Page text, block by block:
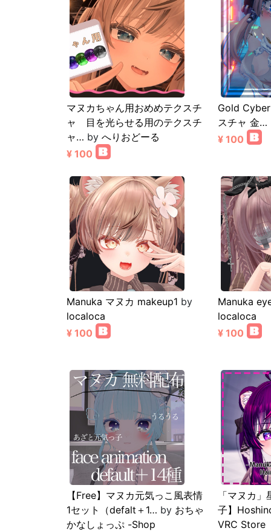
マヌカちゃん用おめめテクスチ
ャ 目を光らせる用のテクスチ
ャ… by へりおどーる
¥ 100
Gold
スチャ 金…
¥ 100
Manuka マヌカ makeup1 by
localoca
¥ 100
Manuka
localoca
¥ 100
【Free】マヌカ元気っこ風表情
1セット（defalt＋1… by おちゃ
かなしょっぷ -Shop
「マヌカ
子】
VRC Store